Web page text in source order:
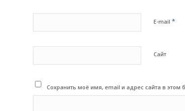
E-mail *
Сайт
Сохранить моё имя, email и адрес сайта в